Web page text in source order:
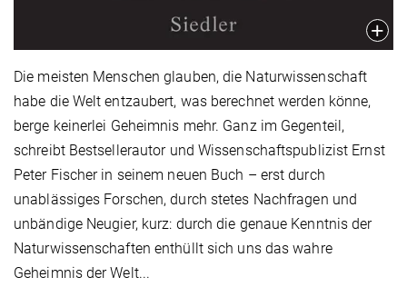
Die meisten Menschen glauben, die Naturwissenschaft
habe die Welt entzaubert, was berechnet werden könne,
berge keinerlei Geheimnis mehr. Ganz im Gegenteil,
schreibt Bestsellerautor und Wissenschaftspublizist Ernst
Peter Fischer in seinem neuen Buch – erst durch
unablässiges Forschen, durch stetes Nachfragen und
unbändige Neugier, kurz: durch die genaue Kenntnis der
Naturwissenschaften enthüllt sich uns das wahre
Geheimnis der Welt...